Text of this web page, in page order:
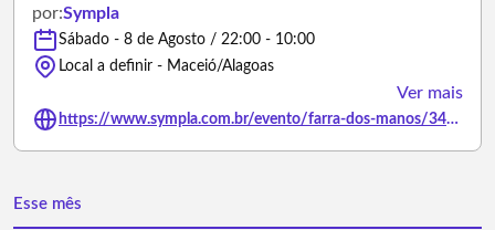
por:Sympla
Sábado - 8 de Agosto / 22:00 - 10:00
Local a definir - Maceió/Alagoas
Ver mais
https://www.sympla.com.br/evento/farra-dos-manos/3488929
Esse mês